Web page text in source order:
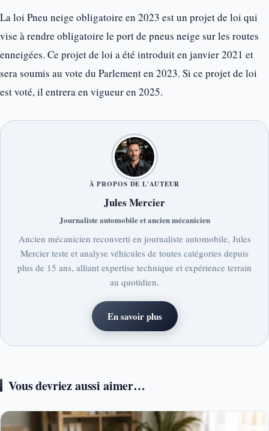
La loi Pneu neige obligatoire en 2023 est un projet de loi qui
vise à rendre obligatoire le port de pneus neige sur les routes
enneigées. Ce projet de loi a été introduit en janvier 2021 et
sera soumis au vote du Parlement en 2023. Si ce projet de loi
est voté, il entrera en vigueur en 2025.
À PROPOS DE L'AUTEUR
Jules Mercier
Journaliste automobile et ancien mécanicien
Ancien mécanicien reconverti en journaliste automobile, Jules
Mercier teste et analyse véhicules de toutes catégories depuis
plus de 15 ans, alliant expertise technique et expérience terrain
au quotidien.
En savoir plus
Vous devriez aussi aimer…